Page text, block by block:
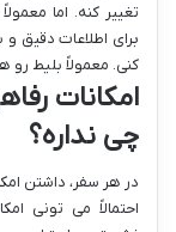
تغییر کنه. اما
برای اطلاعات دقیق
کنی. معمولاً بلیط
امکانات
چی نداره؟
در هر سفر، داشتن
احتمالاً می تونی